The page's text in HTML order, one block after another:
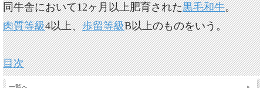
同牛舎において12ヶ月以上肥育された黒毛和牛。
肉質等級4以上、歩留等級B以上のものをいう。
目次